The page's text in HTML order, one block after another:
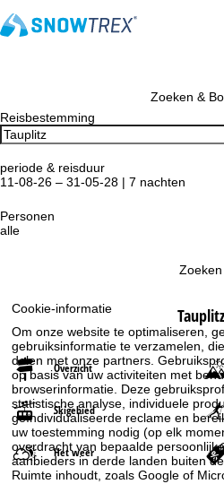
Cookie-informatie
Om onze website te optimaliseren,
gebruiksinformatie te verzamelen,
delen met onze partners.
op basis van uw activiteiten met
browserinformatie. Deze
statistische analyse, individuele
geïndividualiseerde reclame en
uw toestemming nodig (op elk
overdracht van bepaalde
aanbieders in derde landen buiten
Ruimte inhoudt, zoals Google of
Zoeken &
Reisbestemming
periode & reisduur
11-08-26 – 31-05-28 | 7 nachten
Personen
alle
Zoeken
Tauplitz
Overzicht
Skigebied
Het weer